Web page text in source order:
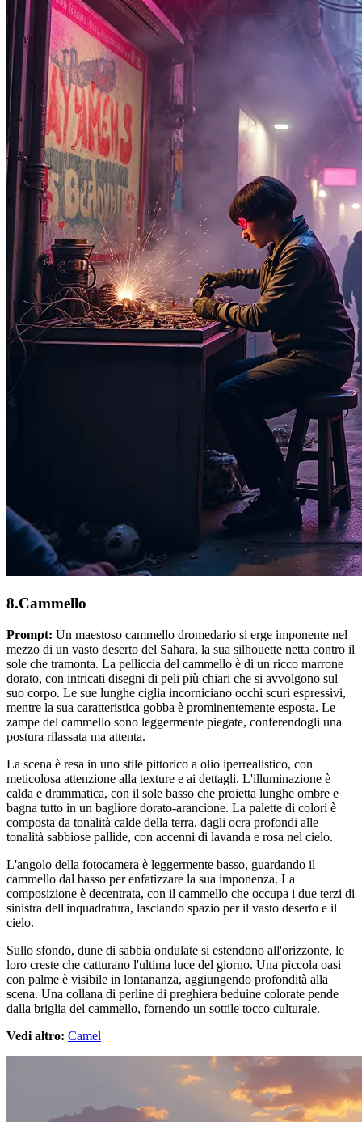
8.Cammello
Prompt: Un maestoso cammello dromedario si erge imponente nel
mezzo di un vasto deserto del Sahara, la sua silhouette netta contro il
sole che tramonta. La pelliccia del cammello è di un ricco marrone
dorato, con intricati disegni di peli più chiari che si avvolgono sul
suo corpo. Le sue lunghe ciglia incorniciano occhi scuri espressivi,
mentre la sua caratteristica gobba è prominentemente esposta. Le
zampe del cammello sono leggermente piegate, conferendogli una
postura rilassata ma attenta.
La scena è resa in uno stile pittorico a olio iperrealistico, con
meticolosa attenzione alla texture e ai dettagli. L'illuminazione è
calda e drammatica, con il sole basso che proietta lunghe ombre e
bagna tutto in un bagliore dorato-arancione. La palette di colori è
composta da tonalità calde della terra, dagli ocra profondi alle
tonalità sabbiose pallide, con accenni di lavanda e rosa nel cielo.
L'angolo della fotocamera è leggermente basso, guardando il
cammello dal basso per enfatizzare la sua imponenza. La
composizione è decentrata, con il cammello che occupa i due terzi di
sinistra dell'inquadratura, lasciando spazio per il vasto deserto e il
cielo.
Sullo sfondo, dune di sabbia ondulate si estendono all'orizzonte, le
loro creste che catturano l'ultima luce del giorno. Una piccola oasi
con palme è visibile in lontananza, aggiungendo profondità alla
scena. Una collana di perline di preghiera beduine colorate pende
dalla briglia del cammello, fornendo un sottile tocco culturale.
Vedi altro: Camel